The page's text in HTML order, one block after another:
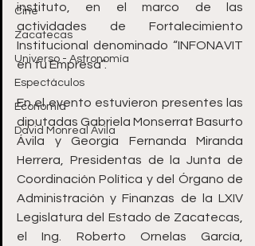
Cine
Zacatecas
Universo - Astronomía
Espectáculos
Economía
David Monreal Ávila
instituto, en el marco de las
actividades de Fortalecimiento
Institucional denominado “INFONAVIT
en tu Empresa”.
En el evento estuvieron presentes las
diputadas Gabriela Monserrat Basurto
Ávila y Georgia Fernanda Miranda
Herrera, Presidentas de la Junta de
Coordinación Política y del Órgano de
Administración y Finanzas de la LXIV
Legislatura del Estado de Zacatecas,
el Ing. Roberto Ornelas García,